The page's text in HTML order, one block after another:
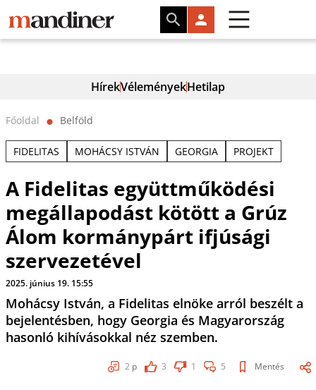
HírekVéleményekHetilap
Főoldal ⬤ Belföld
FIDELITAS MOHÁCSY ISTVÁN GEORGIA PROJEKT
A Fidelitas együttműködési
megállapodást kötött a Grúz
Álom kormánypárt ifjúsági
szervezetével
2025. június 19. 15:55
Mohácsy István, a Fidelitas elnöke arról beszélt a
bejelentésben, hogy Georgia és Magyarország
hasonló kihívásokkal néz szemben.
2 p 3 1 5 Mentés